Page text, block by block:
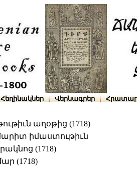
Հեղինակներ Վերնագրեր
աղօթից (1718)
իմաստութիւն
(1718)
(1718)